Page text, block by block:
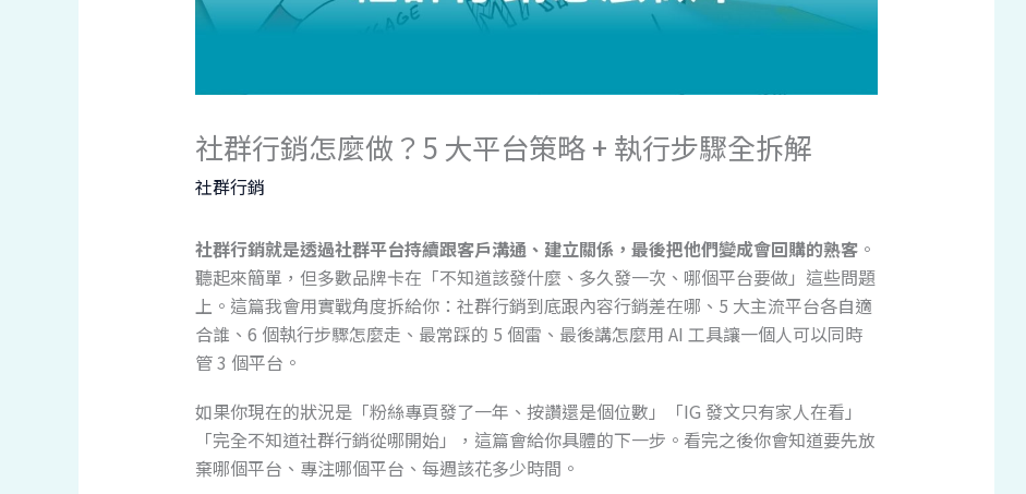
社群行銷怎麼做？5 大平台策略 + 執行步驟全拆解
社群行銷
社群行銷就是透過社群平台持續跟客戶溝通、建立關係，最後把他們變成會回購的熟客。
聽起來簡單，但多數品牌卡在「不知道該發什麼、多久發一次、哪個平台要做」這些問題
上。這篇我會用實戰角度拆給你：社群行銷到底跟內容行銷差在哪、5 大主流平台各自適
合誰、6 個執行步驟怎麼走、最常踩的 5 個雷、最後講怎麼用 AI 工具讓一個人可以同時
管 3 個平台。
如果你現在的狀況是「粉絲專頁發了一年、按讚還是個位數」「IG 發文只有家人在看」
「完全不知道社群行銷從哪開始」，這篇會給你具體的下一步。看完之後你會知道要先放
棄哪個平台、專注哪個平台、每週該花多少時間。